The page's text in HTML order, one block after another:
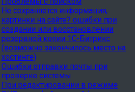
Не сохраняется информация,
картинки на сайте? ошибки при
создании или восстановлении
резервной копии 1С-Битрикс
(возможно закончилось место на
хостинге)
Ошибки отправки почты при
проверке системы
При редактировании в режиме